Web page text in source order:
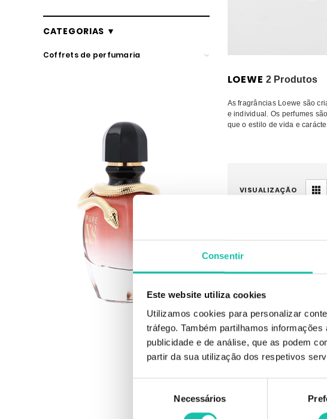
Consentir
Este website utiliza cookies
Utilizamos cookies para personalizar
tráfego. Também partilhamos
publicidade e de análise, que as podem
partir da sua utilização dos respetivos
consentimento
Necessários
CATEGORIAS ▼
Coffrets de perfumaria
LOEWE 2 Produtos
As fragrâncias Loewe são
e individual. Os perfumes
que o estilo de vida e
VISUALIZAÇÃO
Agua de Loewe coffret
100ml+EDT10ml+EDT